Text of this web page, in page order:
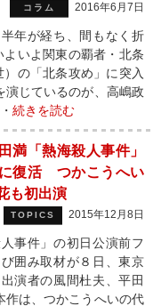
コラム 2016年6月7日
年が経ち、間もなく折
いよ関東の覇者・北条
の「北条攻め」に突入
じているのが、高嶋政
続きを読む
満「熱海殺人事件」
復活 つかこうへい
も初出演
TOPICS 2015年12月8日
事件」の初日公演前フ
囲み取材が８日、東京
演者の風間杜夫、平田
は、つかこうへいの代